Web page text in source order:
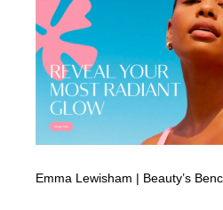
Emma Lewisham | Beauty’s